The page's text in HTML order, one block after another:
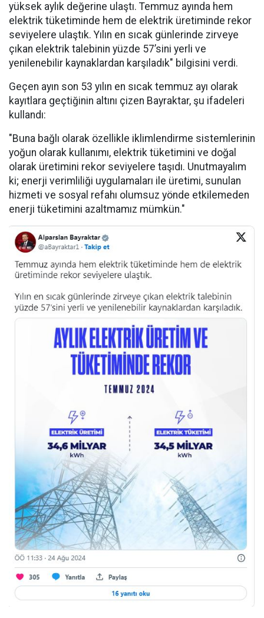
yüksek aylık değerine ulaştı. Temmuz ayında hem
elektrik tüketiminde hem de elektrik üretiminde rekor
seviyelere ulaştık. Yılın en sıcak günlerinde zirveye
çıkan elektrik talebinin yüzde 57’sini yerli ve
yenilenebilir kaynaklardan karşıladık" bilgisini verdi.
Geçen ayın son 53 yılın en sıcak temmuz ayı olarak
kayıtlara geçtiğinin altını çizen Bayraktar, şu ifadeleri
kullandı:
"Buna bağlı olarak özellikle iklimlendirme sistemlerinin
yoğun olarak kullanımı, elektrik tüketimini ve doğal
olarak üretimini rekor seviyelere taşıdı. Unutmayalım
ki; enerji verimliliği uygulamaları ile üretimi, sunulan
hizmeti ve sosyal refahı olumsuz yönde etkilemeden
enerji tüketimini azaltmamız mümkün."